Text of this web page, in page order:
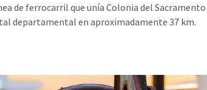
de ferrocarril que unía Colonia del Sacramento
departamental en aproximadamente 37 km.